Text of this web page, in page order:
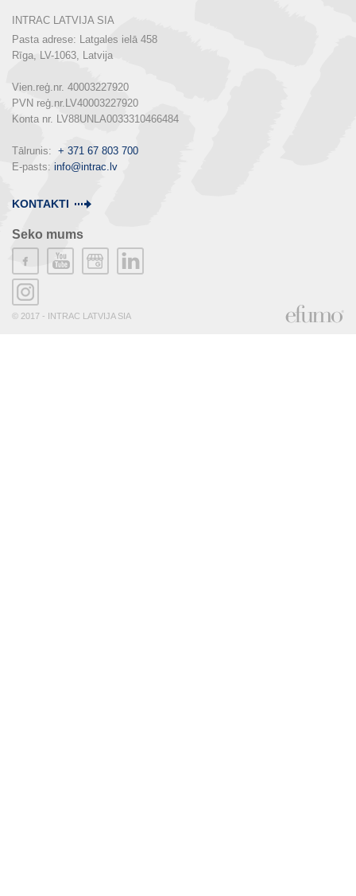
INTRAC LATVIJA SIA
Pasta adrese: Latgales ielā 458
Rīga, LV-1063, Latvija
Vien.reģ.nr. 40003227920
PVN reģ.nr.LV40003227920
Konta nr. LV88UNLA0033310466484
Tālrunis: + 371 67 803 700
E-pasts: info@intrac.lv
KONTAKTI
Seko mums
© 2017 - INTRAC LATVIJA SIA